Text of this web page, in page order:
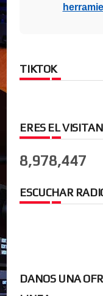
TIKTOK
ERES EL
8,978,447
ESCUCHAR
DANOS UNA